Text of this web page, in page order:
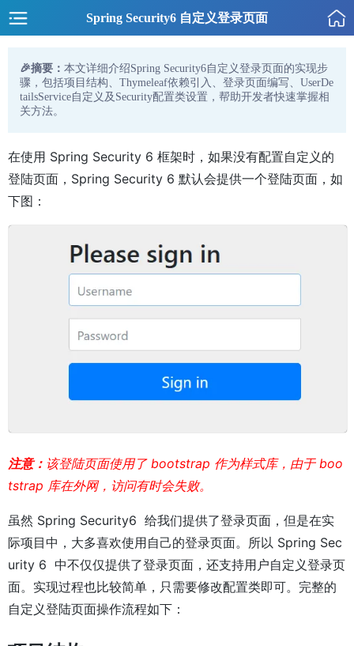
Spring Security6 自定义登录页面
🎉摘要： 本文详细介绍Spring Security6自定义登录页面的实现步
骤，包括项目结构、Thymeleaf依赖引入、登录页面编写、UserDe
tailsService自定义及Security配置类设置，帮助开发者快速掌握相
关方法。
在使用 Spring Security 6 框架时，如果没有配置自定义的
登陆页面，Spring Security 6 默认会提供一个登陆页面，如
下图：
注意： 该登陆页面使用了 bootstrap 作为样式库，由于 boo
tstrap 库在外网，访问有时会失败。
虽然 Spring Security6 给我们提供了登录页面，但是在实
际项目中，大多喜欢使用自己的登录页面。所以 Spring Sec
urity 6 中不仅仅提供了登录页面，还支持用户自定义登录页
面。实现过程也比较简单，只需要修改配置类即可。完整的
自定义登陆页面操作流程如下：